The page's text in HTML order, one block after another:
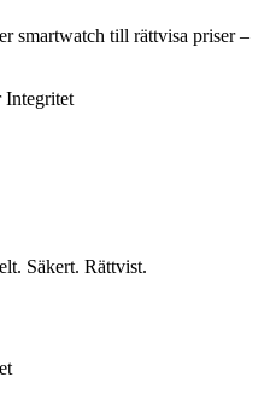
smartwatch till rättvisa priser –
Integritet
Säkert. Rättvist.